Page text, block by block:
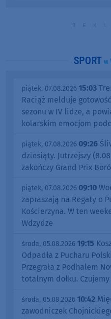
SPORT w
piątek, 07.08.2026 15:03
Raciąż melduje
sezonu w IV lidze, a
kolarskim emocjom
piątek, 07.08.2026 09:26
dziesiąty. Jutrzejszy
zakończy Grand Prix
piątek, 07.08.2026 09:10
zapraszają na Regaty o
Kościerzyna. W ten
Wdzydze
środa, 05.08.2026 19:15
Odpadła z Pucharu
Przegrała z Podhalem
totalnym dołku.
środa, 05.08.2026 10:42
zawodniczek